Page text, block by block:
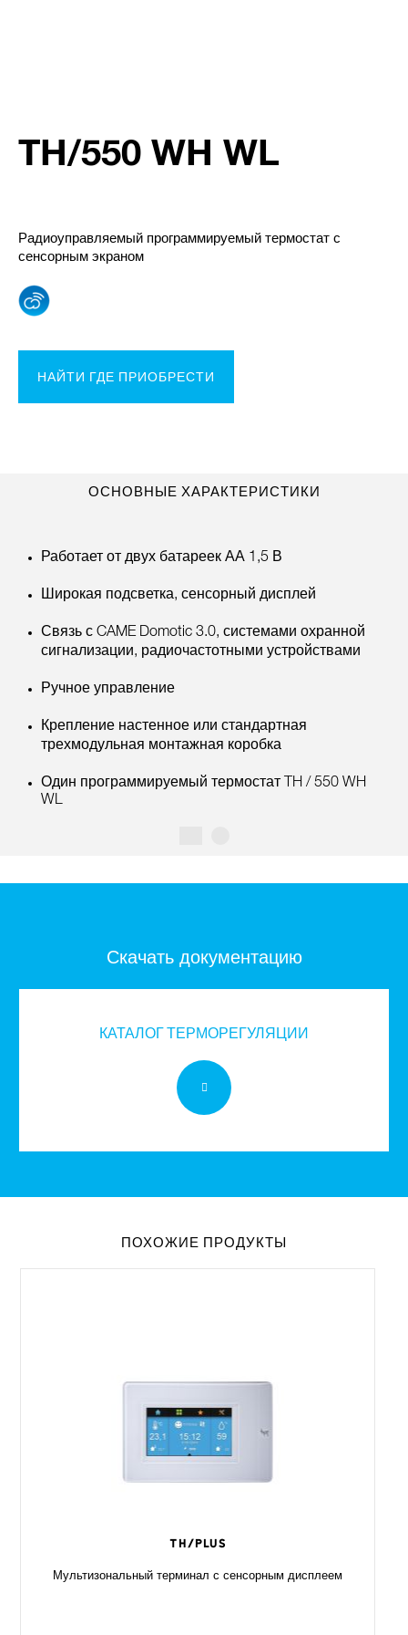
TH/550 WH WL
Радиоуправляемый программируемый термостат с
сенсорным экраном
НАЙТИ ГДЕ ПРИОБРЕСТИ
ОСНОВНЫЕ ХАРАКТЕРИСТИКИ
Работает от двух батареек АА 1,5 В
Широкая подсветка, сенсорный дисплей
Связь с CAME Domotic 3.0, системами охранной
сигнализации, радиочастотными устройствами
Ручное управление
Крепление настенное или стандартная
трехмодульная монтажная коробка
Один программируемый термостат TH / 550 WH
WL
Скачать документацию
КАТАЛОГ ТЕРМОРЕГУЛЯЦИИ
ПОХОЖИЕ ПРОДУКТЫ
TH/PLUS
Мультизональный терминал с сенсорным дисплеем